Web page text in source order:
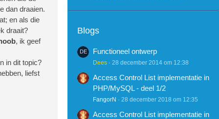
dan draaien.
en als die
draait?
, ik geef
in dit topic?
liefst
Blogs
Functioneel ontwerp
Dees 28 december 2014 om 12:38
Access Control List implementatie in
PHP/MySQL - deel 1/2
FangorN 28 december 2018 om 12:35
Access Control List implementatie in